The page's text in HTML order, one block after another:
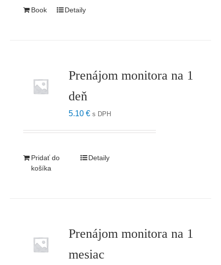
Book Detaily
Prenájom monitora na 1
deň
5.10€ s DPH
Pridať do
košíka
Detaily
Prenájom monitora na 1
mesiac